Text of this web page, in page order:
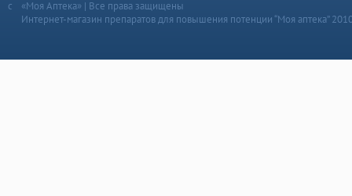
«Моя Аптека» | Все права защищены
Интернет-магазин препаратов для повышения потенции “Моя аптека”